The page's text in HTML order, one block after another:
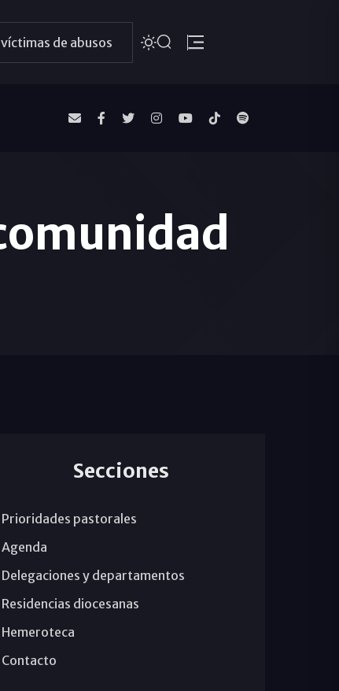
de abusos
Secciones
Prioridades pastorales
Agenda
Delegaciones y departamentos
Residencias diocesanas
Hemeroteca
Contacto